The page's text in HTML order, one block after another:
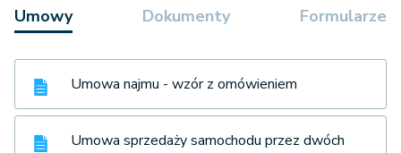
Umowy Dokumenty Formularze
Umowa najmu - wzór z omówieniem
Umowa sprzedaży samochodu przez dwóch